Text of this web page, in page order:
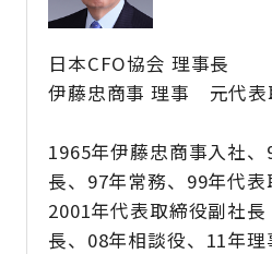
日本CFO協会 理事長
伊藤忠商事 理事 元代
1965年伊藤忠商事入社
長、97年常務、99年代表
2001年代表取締役副社
長、08年相談役、11年理